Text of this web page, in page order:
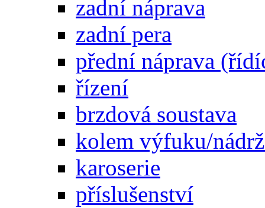
zadní náprava
zadní pera
přední náprava
řízení
brzdová soustava
kolem výfuku/
karoserie
příslušenství